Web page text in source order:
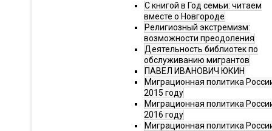
С книгой в Год семьи: читаем
вместе о Новгороде
Религиозный экстремизм:
возможности преодоления
Деятельность библиотек по
обслуживанию мигрантов
ПАВЕЛ ИВАНОВИЧ ЮКИН
Миграционная политика
2015 году
Миграционная политика
2016 году
Миграционная политика